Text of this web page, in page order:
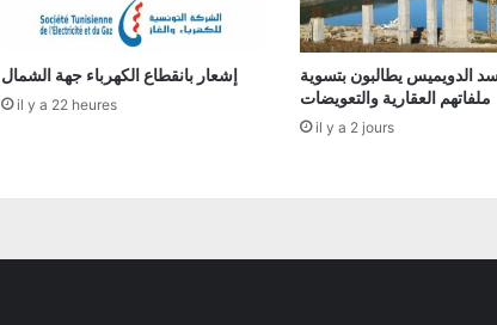
إشعار بانقطاع الكهرباء جهة الشمال
il y a 22 heures
الدويميس يطالبون بتسوية
ملفاتهم العقارية والتعويضات
il y a 2 jours